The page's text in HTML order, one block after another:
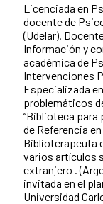
Licenciada en
docente de
(Udelar).
Información y
académica de
Intervenciones
Especializada
problemáticos
“Biblioteca para
de Referencia
Biblioterapeuta
varios artículos
extranjero .
invitada en el
Universidad